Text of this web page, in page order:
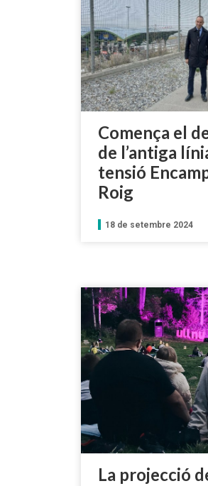
Comença el
de l’antiga
tensió
Roig
18 de setembre 2024
La projecció